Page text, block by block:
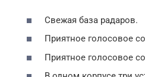
Свежая база радаров.
Приятное голосовое
Приятное голосовое